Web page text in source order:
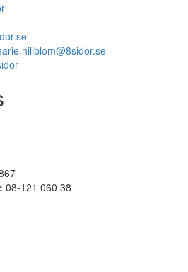
08-121 060 38